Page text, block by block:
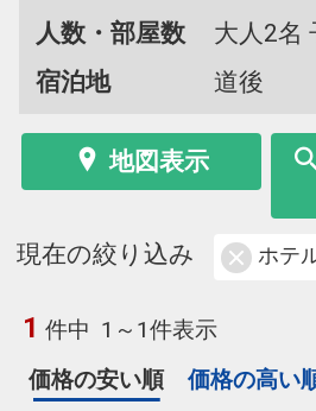
人数・部屋数
大人2名
宿泊地
道後
地図表示
現在の絞り込み ホテ
1 件中 1～1件表示
価格の安い順
価格の高い